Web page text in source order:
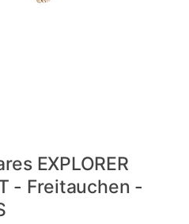
EXPLORER
- Freitauchen -